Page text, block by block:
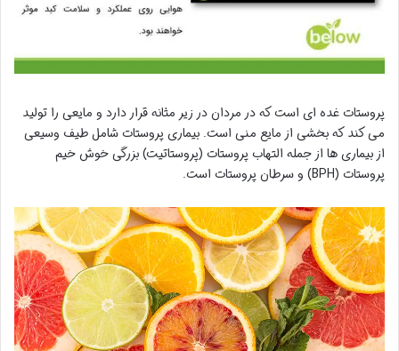
پروستات غده ای است که در مردان در زیر مثانه قرار دارد و مایعی را تولید
می کند که بخشی از مایع منی است. بیماری پروستات شامل طیف وسیعی
از بیماری ها از جمله التهاب پروستات (پروستاتیت) بزرگی خوش خیم
پروستات (BPH) و سرطان پروستات است.